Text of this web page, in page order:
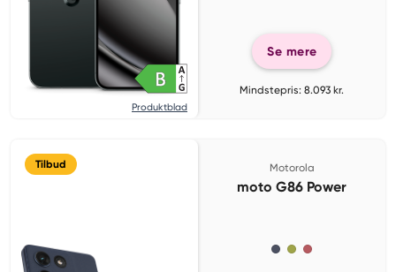
Produktblad
Se mere
Mindstepris: 8.093 kr.
Tilbud Motorola
moto G86 Power